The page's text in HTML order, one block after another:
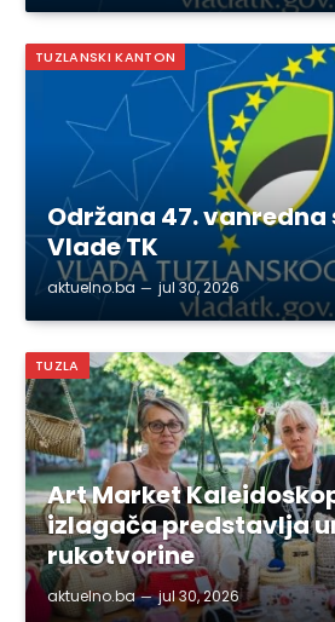
TUZLANSKI KANTON
Održana 47.
Vlade TK
aktuelno.ba jul 30, 2026
TUZLA
Art Market
izlagača predstavlja
rukotvorine
aktuelno.ba jul 30, 2026